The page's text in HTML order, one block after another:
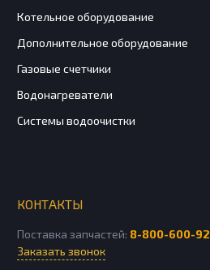
Котельное оборудование
Дополнительное оборудование
Газовые счетчики
Водонагреватели
Системы водоочистки
КОНТАКТЫ
Поставка запчастей: 8-800-600-
Заказать звонок